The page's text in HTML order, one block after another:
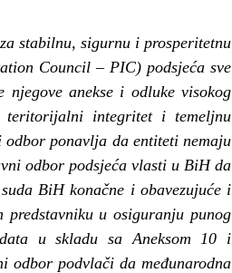
stabilnu, sigurnu i prosperitetnu
Council – PIC) podsjeća sve
anekse i odluke visokog
teritorijalni integritet i temeljnu
ponavlja da entiteti nemaju
odbor podsjeća vlasti u BiH da
BiH konačne i obavezujuće i
u osiguranju punog
u skladu sa Aneksom 10 i
odbor podvlači da međunarodna